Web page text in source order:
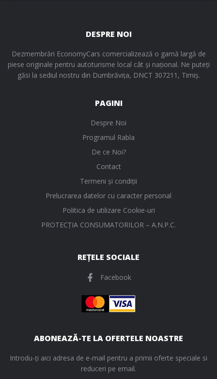
DESPRE NOI
Dezmembrări EconomyCars comercializează o gamă largă de
piese originale pentru autoturisme local cât și național. Ne puteți
găsi la sediul nostru din Dumbrăvița, DNCT 307211, Timiș.
PAGINI
Despre Noi
Programul Rabla
De ce Noi?
Contact
Termeni și condiții
Prelucrarea datelor cu caracter personal
Politica de utilizare Cookie-uri
PROTECŢIA CONSUMATORILOR – A.N.P.C.
REȚELE SOCIALE
Facebook
ABONEAZĂ-TE LA OFERTELE NOASTRE
Introdu-ți aici adresa de e-mail pentru a primii oferte speciale si
reduceri pe email.